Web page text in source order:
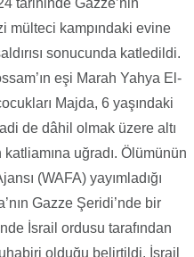
tarihinde Gazze’nin
mülteci kampındaki evine
sonucunda katledildi.
eşi Marah Yahya El-
Majda, 6 yaşındaki
de dâhil olmak üzere altı
uğradı. Ölümünün
(WAFA) yayımladığı
Gazze Şeridi’nde bir
İsrail ordusu tarafından
olduğu belirtildi. İsrail